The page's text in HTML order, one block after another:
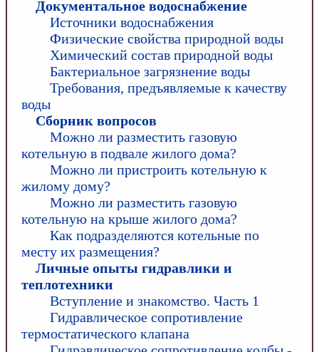
Документальное водоснабжение
Источники водоснабжения
Физические свойства природной воды
Химический состав природной воды
Бактериальное загрязнение воды
Требования, предъявляемые к качеству
воды
Сборник вопросов
Можно ли разместить газовую
котельную в подвале жилого дома?
Можно ли пристроить котельную к
жилому дому?
Можно ли разместить газовую
котельную на крыше жилого дома?
Как подразделяются котельные по
месту их размещения?
Личные опыты гидравлики и
теплотехники
Вступление и знакомство. Часть 1
Гидравлическое сопротивление
термостатического клапана